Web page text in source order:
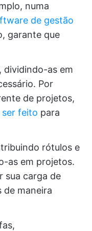
numa
de gestão
garante que
dividindo-as em
Por
de projetos,
ser feito para
rótulos e
as em projetos.
sua carga de
maneira